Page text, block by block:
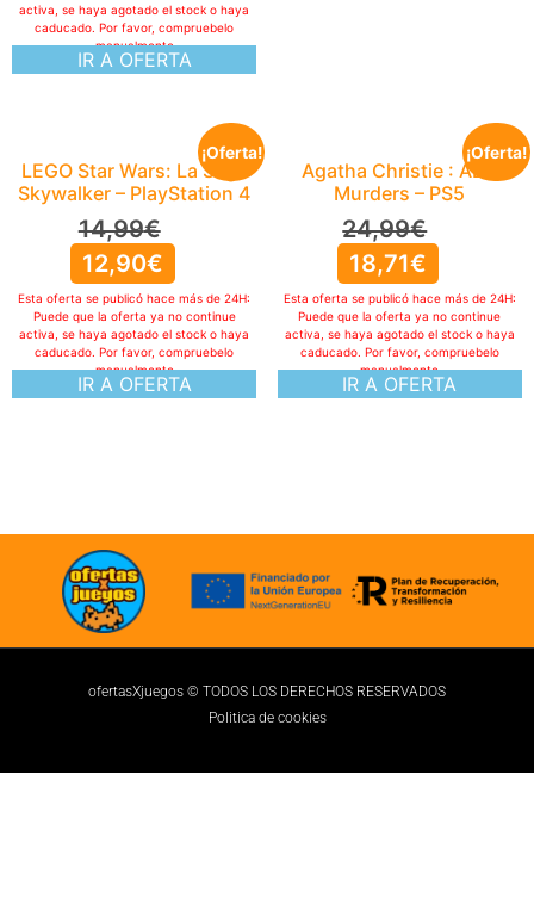
IR A OFERTA
activa, se haya agotado el stock o haya
caducado. Por favor, compruebelo
manualmente
¡Oferta!
LEGO Star Wars: La Saga
Skywalker – PlayStation 4
14,99€
12,90€
IR A OFERTA
Esta oferta se publicó hace más de 24H:
Puede que la oferta ya no continue
activa, se haya agotado el stock o haya
caducado. Por favor, compruebelo
manualmente
¡Oferta!
Agatha Christie : ABC
Murders – PS5
24,99€
18,71€
IR A OFERTA
Esta oferta se publicó hace más de 24H:
Puede que la oferta ya no continue
activa, se haya agotado el stock o haya
caducado. Por favor, compruebelo
manualmente
ofertasXjuegos © TODOS LOS DERECHOS RESERVADOS
Politica de cookies